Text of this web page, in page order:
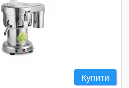
Купити